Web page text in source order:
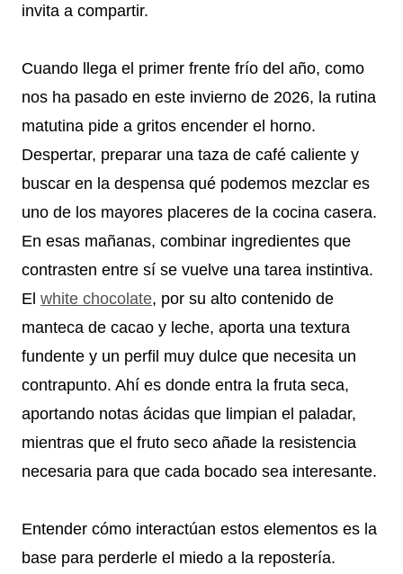
invita a compartir.
Cuando llega el primer frente frío del año, como
nos ha pasado en este invierno de 2026, la rutina
matutina pide a gritos encender el horno.
Despertar, preparar una taza de café caliente y
buscar en la despensa qué podemos mezclar es
uno de los mayores placeres de la cocina casera.
En esas mañanas, combinar ingredientes que
contrasten entre sí se vuelve una tarea instintiva.
El white chocolate, por su alto contenido de
manteca de cacao y leche, aporta una textura
fundente y un perfil muy dulce que necesita un
contrapunto. Ahí es donde entra la fruta seca,
aportando notas ácidas que limpian el paladar,
mientras que el fruto seco añade la resistencia
necesaria para que cada bocado sea interesante.
Entender cómo interactúan estos elementos es la
base para perderle el miedo a la repostería.